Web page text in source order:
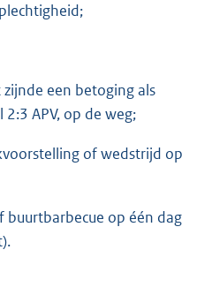
een betoging als
APV, op de weg;
of wedstrijd op
buurtbarbecue op één dag